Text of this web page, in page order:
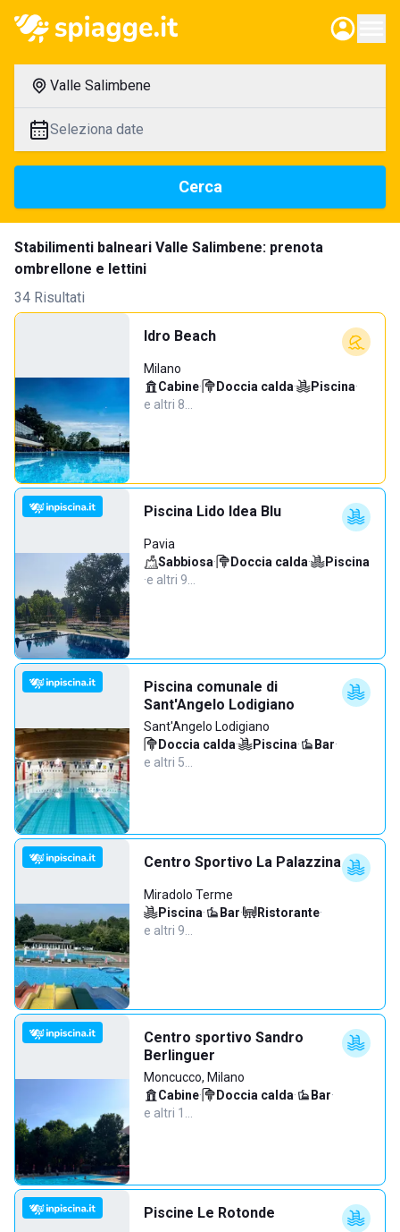
Valle Salimbene
Seleziona date
Cerca
Stabilimenti balneari Valle Salimbene: prenota
ombrellone e lettini
34 Risultati
Idro Beach
Milano
Cabine· Doccia calda· Piscina·
e altri 8…
Piscina Lido Idea Blu
Pavia
Sabbiosa· Doccia calda·
Piscina
·e altri 9…
Piscina comunale di
Sant'Angelo Lodigiano
Sant'Angelo Lodigiano
Doccia calda· Piscina· Bar·
e altri 5…
Centro Sportivo La Palazzina
Miradolo Terme
Piscina· Bar· Ristorante·
e altri 9…
Centro sportivo Sandro
Berlinguer
Moncucco, Milano
Cabine· Doccia calda· Bar·
e altri 1…
Piscine Le Rotonde